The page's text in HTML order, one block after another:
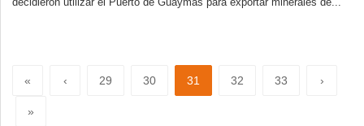
« ‹ 29 30 31 32 33 ›
»